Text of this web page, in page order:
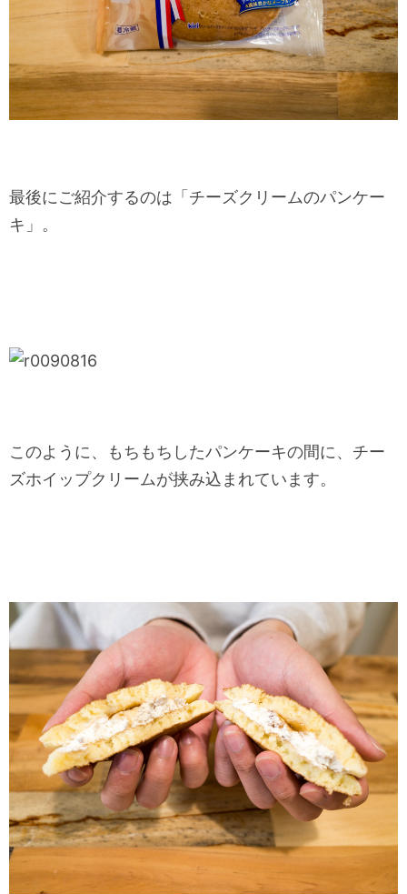
最後にご紹介するのは「チーズクリームのパンケー
キ」。
このように、もちもちしたパンケーキの間に、チー
ズホイップクリームが挟み込まれています。